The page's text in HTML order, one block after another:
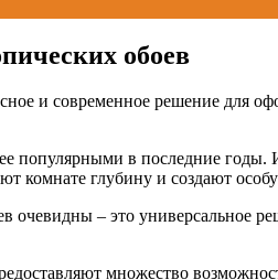
обоев
и современное решение для
популярными в последние
комнате глубину и создают
очевидны – это универсальное
множество